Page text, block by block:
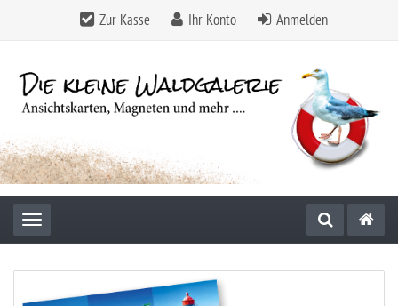
Zur Kasse Ihr Konto Anmelden
Toggle navigation